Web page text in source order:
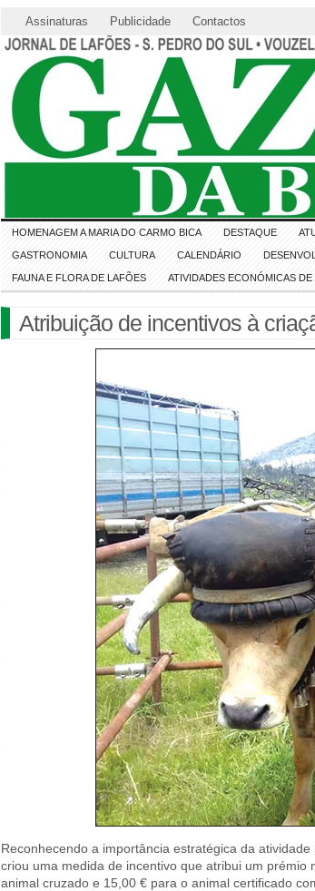
Assinaturas Publicidade Contactos
HOMENAGEM A MARIA DO CARMO BICA DESTAQUE
GASTRONOMIA CULTURA CALENDÁRIO
FAUNA E FLORA DE LAFÕES ATIVIDADES ECONÓMICAS
Atribuição de incentivos à
Reconhecendo a importância estratégica da
criou uma medida de incentivo que atribui um
animal cruzado e 15,00 € para o animal certificado